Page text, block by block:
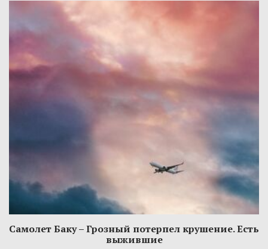
Самолет Баку – Грозный потерпел крушение. Есть
выжившие